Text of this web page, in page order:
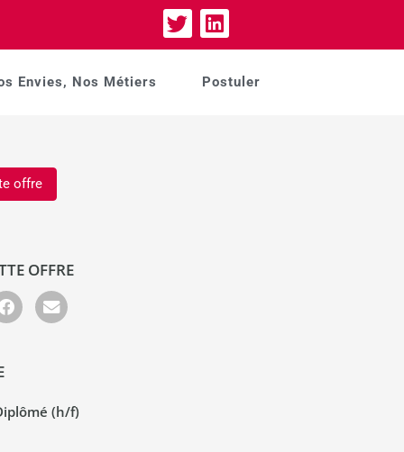
Envies, Nos Métiers Postuler
offre
OFFRE
(h/f)